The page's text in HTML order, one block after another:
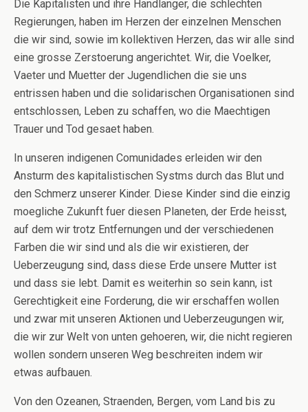
Die Kapitalisten und ihre Handlanger, die schlechten
Regierungen, haben im Herzen der einzelnen Menschen
die wir sind, sowie im kollektiven Herzen, das wir alle sind
eine grosse Zerstoerung angerichtet. Wir, die Voelker,
Vaeter und Muetter der Jugendlichen die sie uns
entrissen haben und die solidarischen Organisationen sind
entschlossen, Leben zu schaffen, wo die Maechtigen
Trauer und Tod gesaet haben.
In unseren indigenen Comunidades erleiden wir den
Ansturm des kapitalistischen Systms durch das Blut und
den Schmerz unserer Kinder. Diese Kinder sind die einzig
moegliche Zukunft fuer diesen Planeten, der Erde heisst,
auf dem wir trotz Entfernungen und der verschiedenen
Farben die wir sind und als die wir existieren, der
Ueberzeugung sind, dass diese Erde unsere Mutter ist
und dass sie lebt. Damit es weiterhin so sein kann, ist
Gerechtigkeit eine Forderung, die wir erschaffen wollen
und zwar mit unseren Aktionen und Ueberzeugungen wir,
die wir zur Welt von unten gehoeren, wir, die nicht regieren
wollen sondern unseren Weg beschreiten indem wir
etwas aufbauen.
Von den Ozeanen, Straenden, Bergen, vom Land bis zu